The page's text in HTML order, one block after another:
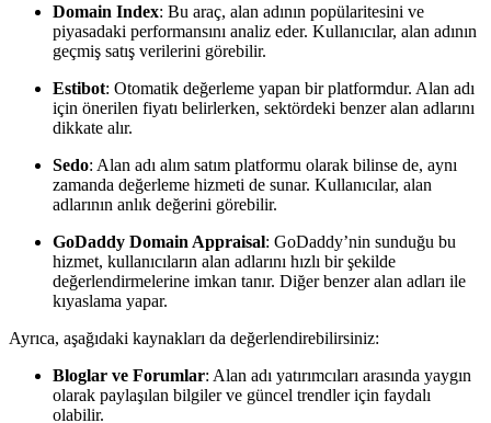
Domain Index: Bu araç, alan adının popülaritesini ve
piyasadaki performansını analiz eder. Kullanıcılar, alan adının
geçmiş satış verilerini görebilir.
Estibot: Otomatik değerleme yapan bir platformdur. Alan adı
için önerilen fiyatı belirlerken, sektördeki benzer alan adlarını
dikkate alır.
Sedo: Alan adı alım satım platformu olarak bilinse de, aynı
zamanda değerleme hizmeti de sunar. Kullanıcılar, alan
adlarının anlık değerini görebilir.
GoDaddy Domain Appraisal: GoDaddy’nin sunduğu bu
hizmet, kullanıcıların alan adlarını hızlı bir şekilde
değerlendirmelerine imkan tanır. Diğer benzer alan adları ile
kıyaslama yapar.
Ayrıca, aşağıdaki kaynakları da değerlendirebilirsiniz:
Bloglar ve Forumlar: Alan adı yatırımcıları arasında yaygın
olarak paylaşılan bilgiler ve güncel trendler için faydalı
olabilir.